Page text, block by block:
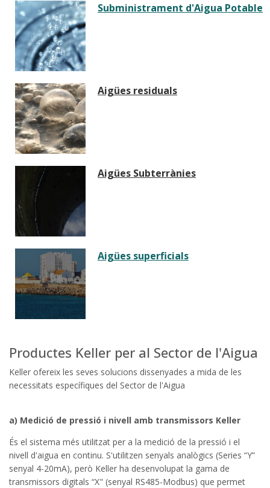
Subministrament d'Aigua Potable
Aigües residuals
Aigües Subterrànies
Aigües superficials
Productes Keller per al Sector de l'Aigua
Keller ofereix les seves solucions dissenyades a mida de les
necessitats específiques del Sector de l'Aigua
a) Medició de pressió i nivell amb transmissors Keller
És el sistema més utilitzat per a la medició de la pressió i el
nivell d'aigua en continu. S'utilitzen senyals analògics (Series “Y”
senyal 4-20mA), però Keller ha desenvolupat la gama de
transmissors digitals “X" (senyal RS485-Modbus) que permet